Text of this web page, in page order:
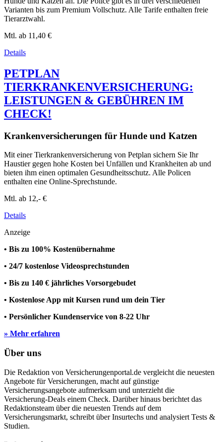
Varianten bis zum Premium Vollschutz. Alle Tarife enthalten freie
Tierarztwahl.
Mtl. ab 11,40 €
Details
PETPLAN
TIERKRANKENVERSICHERUNG:
LEISTUNGEN & GEBÜHREN IM
CHECK!
Krankenversicherungen für Hunde und Katzen
Mit einer Tierkrankenversicherung von Petplan sichern Sie Ihr
Haustier gegen hohe Kosten bei Unfällen und Krankheiten ab und
bieten ihm einen optimalen Gesundheitsschutz. Alle Policen
enthalten eine Online-Sprechstunde.
Mtl. ab 12,- €
Details
Anzeige
• Bis zu 100% Kostenübernahme
• 24/7 kostenlose Videosprechstunden
• Bis zu 140 € jährliches Vorsorgebudet
• Kostenlose App mit Kursen rund um dein Tier
• Persönlicher Kundenservice von 8-22 Uhr
» Mehr erfahren
Über uns
Die Redaktion von Versicherungenportal.de vergleicht die neuesten
Angebote für Versicherungen, macht auf günstige
Versicherungsangebote aufmerksam und unterzieht die
Versicherung-Deals einem Check. Darüber hinaus berichtet das
Redaktionsteam über die neuesten Trends auf dem
Versicherungsmarkt, schreibt über Insurtechs und analysiert Tests &
Studien.